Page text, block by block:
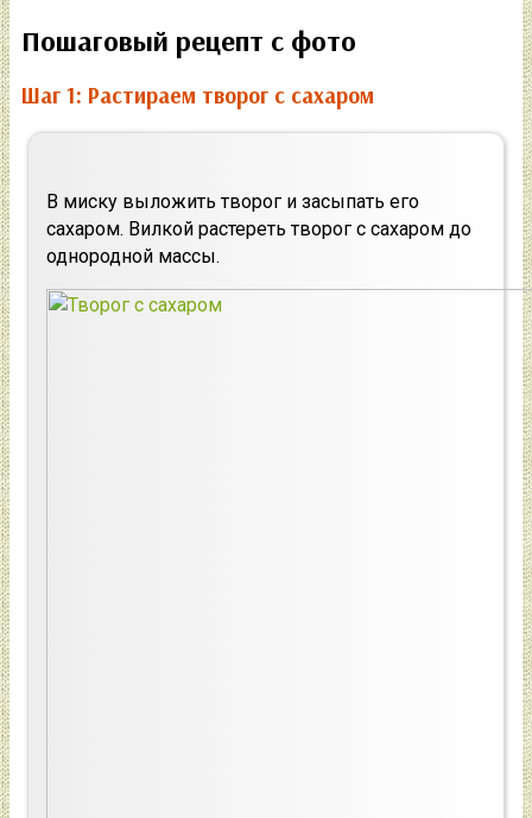
Пошаговый рецепт с фото
Шаг 1: Растираем творог с сахаром
В миску выложить творог и засыпать его
сахаром. Вилкой растереть творог с сахаром до
однородной массы.